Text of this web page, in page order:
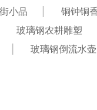
小品 铜钟铜
玻璃钢农耕雕塑
玻璃钢倒流水壶